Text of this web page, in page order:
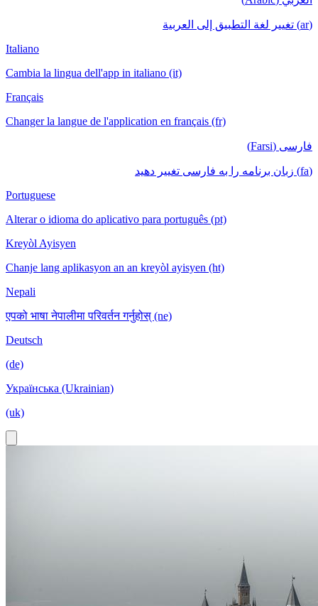
(ar) تغيير لغة التطبيق إلى العربية
Italiano
Cambia la lingua dell'app in italiano (it)
Français
Changer la langue de l'application en français (fr)
فارسی (Farsi)
(fa) زبان برنامه را به فارسی تغییر دهید
Portuguese
Alterar o idioma do aplicativo para português (pt)
Kreyòl Ayisyen
Chanje lang aplikasyon an an kreyòl ayisyen (ht)
Nepali
एपको भाषा नेपालीमा परिवर्तन गर्नुहोस् (ne)
Deutsch
(de)
Українська (Ukrainian)
(uk)